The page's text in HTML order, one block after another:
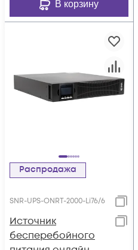
В корзину
Распродажа
SNR-UPS-ONRT-2000-Li76/6
Источник
бесперебойного